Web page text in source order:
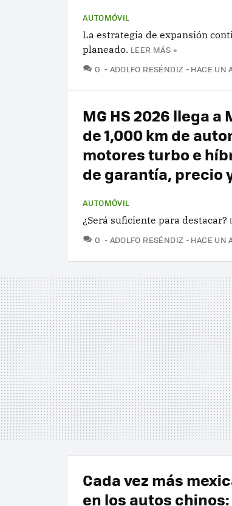
AUTOMÓVIL
La estrategia de expansión
planeado. LEER MÁS »
0 COMENTARIOS
ADOLFO RESÉNDIZ HACE UN
MG HS 2026 llega a
de 1,000 km de
motores turbo e
de garantía, precio
AUTOMÓVIL
¿Será suficiente para destacar?
0 COMENTARIOS
ADOLFO RESÉNDIZ HACE UN
Cada vez más
en los autos